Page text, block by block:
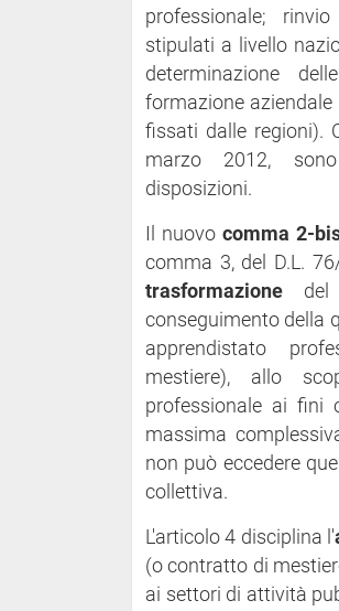
professionale;
stipulati a livello
determinazione
formazione
fissati dalle regioni).
marzo 2012,
disposizioni.
Il nuovocomma 2-
comma 3, del D.L.
trasformazione del
conseguimento della
apprendistato
mestiere), allo
professionale ai fini
massima
non può eccedere
collettiva.
L'articolo 4 disciplina l'
(o contratto di
ai settori di attività